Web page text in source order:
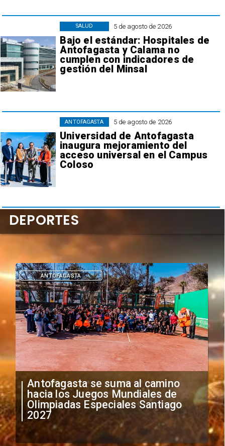
5 de agosto de 2026
Bajo el estándar: Hospitales de
Antofagasta y Calama no
cumplen con indicadores de
gestión del Minsal
SALUD
5 de agosto de 2026
Universidad de Antofagasta
inaugura mejoramiento del
acceso universal en el Campus
Coloso
ANTOFAGASTA
"Falta de profesionalismo": Sifup
anuncia medidas por situación
irregular de futbolistas
extranjeros
DEPORTES
DEPORTES